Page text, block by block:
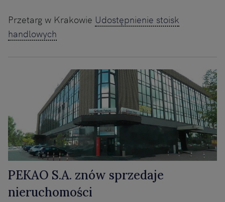
Przetarg w Krakowie Udostępnienie stoisk
handlowych
PEKAO S.A. znów sprzedaje
nieruchomości